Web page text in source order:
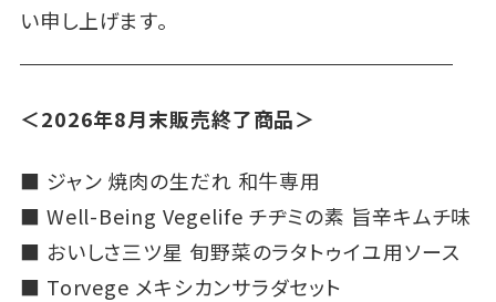
い申し上げます。
＜2026年8月末販売終了商品＞
■ ジャン 焼肉の生だれ 和牛専用
■ Well-Being Vegelife チヂミの素 旨辛キムチ味
■ おいしさ三ツ星 旬野菜のラタトゥイユ用ソース
■ Torvege メキシカンサラダセット